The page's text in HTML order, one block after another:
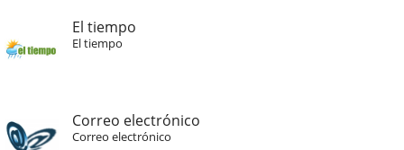
El tiempo
El tiempo
Correo electrónico
Correo electrónico